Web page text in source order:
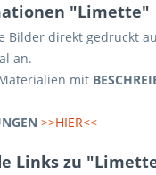
"Limette"
Bilder direkt gedruckt
an.
mit
>>HIER<<
Links zu